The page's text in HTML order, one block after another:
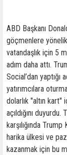
ABD Başkanı
göçmenlere
vatandaşlık için 5
adım daha attı.
Social’dan yaptığı
yatırımcılara
dolarlık "altın
açıldığını
karşılığında
harika ülkesi ve
kazanmak için bu